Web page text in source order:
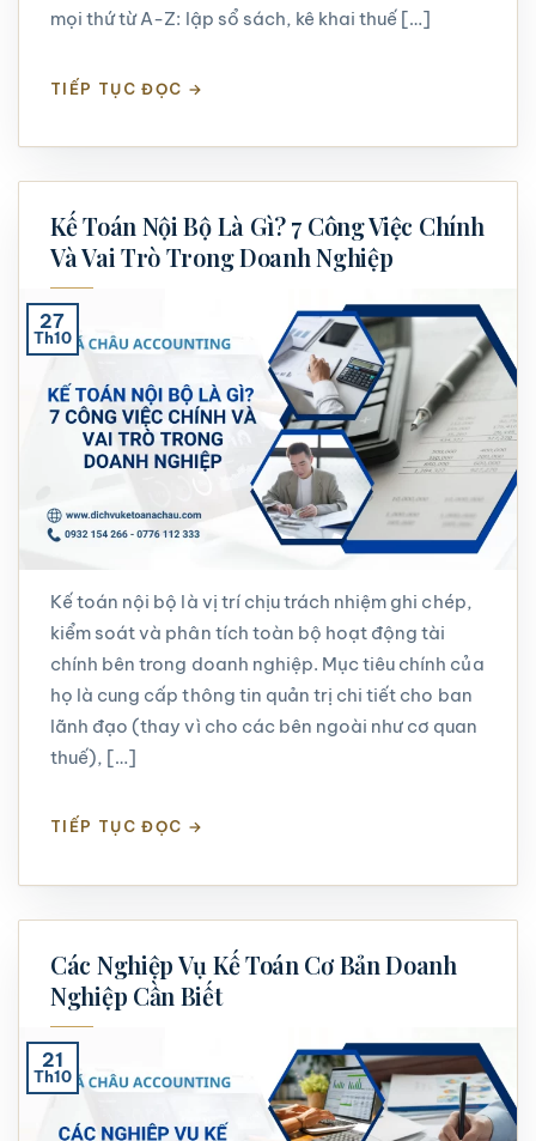
mọi thứ từ A-Z: lập sổ sách, kê khai thuế […]
TIẾP TỤC ĐỌC →
Kế Toán Nội Bộ Là Gì? 7 Công Việc Chính
Và Vai Trò Trong Doanh Nghiệp
27
Th10
Kế toán nội bộ là vị trí chịu trách nhiệm ghi chép,
kiểm soát và phân tích toàn bộ hoạt động tài
chính bên trong doanh nghiệp. Mục tiêu chính của
họ là cung cấp thông tin quản trị chi tiết cho ban
lãnh đạo (thay vì cho các bên ngoài như cơ quan
thuế), […]
TIẾP TỤC ĐỌC →
Các Nghiệp Vụ Kế Toán Cơ Bản Doanh
Nghiệp Cần Biết
21
Th10